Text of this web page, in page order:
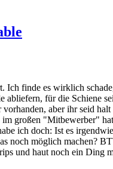
finde es wirklich
abliefern, für die Schiene
aber ihr seid
großen "Mitbewerber"
ich doch: Ist es
noch möglich machen?
und haut noch ein Ding